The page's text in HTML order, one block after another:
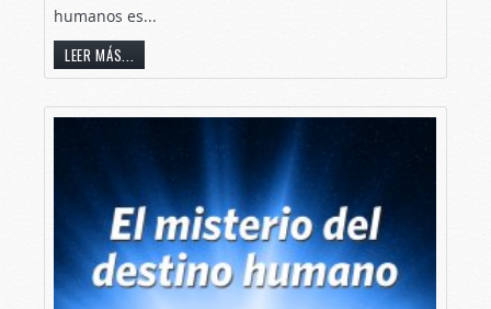
humanos es...
LEER MÁS...